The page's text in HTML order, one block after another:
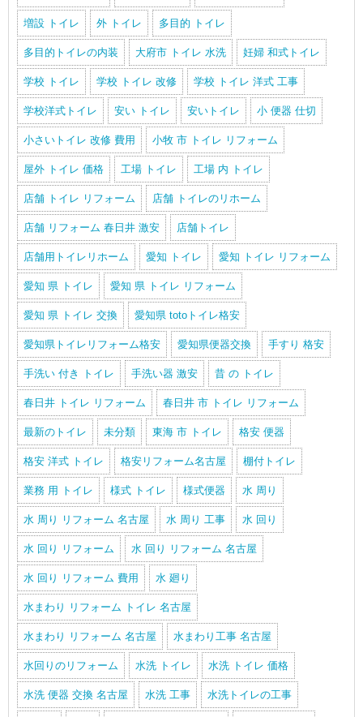
増設 トイレ 外 トイレ 多目的 トイレ
多目的トイレの内装 大府市 トイレ 水洗 妊婦 和式トイレ
学校 トイレ 学校 トイレ 改修 学校 トイレ 洋式 工事
学校洋式トイレ 安い トイレ 安いトイレ 小 便器 仕切
小さいトイレ 改修 費用 小牧 市 トイレ リフォーム
屋外 トイレ 価格 工場 トイレ 工場 内 トイレ
店舗 トイレ リフォーム 店舗 トイレのリホーム
店舗 リフォーム 春日井 激安 店舗トイレ
店舗用トイレリホーム 愛知 トイレ 愛知 トイレ リフォーム
愛知 県 トイレ 愛知 県 トイレ リフォーム
愛知 県 トイレ 交換 愛知県 totoトイレ格安
愛知県トイレリフォーム格安 愛知県便器交換 手すり 格安
手洗い 付き トイレ 手洗い器 激安 昔 の トイレ
春日井 トイレ リフォーム 春日井 市 トイレ リフォーム
最新のトイレ 未分類 東海 市 トイレ 格安 便器
格安 洋式 トイレ 格安リフォーム名古屋 棚付トイレ
業務 用 トイレ 様式 トイレ 様式便器 水 周り
水 周り リフォーム 名古屋 水 周り 工事 水 回り
水 回り リフォーム 水 回り リフォーム 名古屋
水 回り リフォーム 費用 水 廻り
水まわり リフォーム トイレ 名古屋
水まわり リフォーム 名古屋 水まわり工事 名古屋
水回りのリフォーム 水洗 トイレ 水洗 トイレ 価格
水洗 便器 交換 名古屋 水洗 工事 水洗トイレの工事